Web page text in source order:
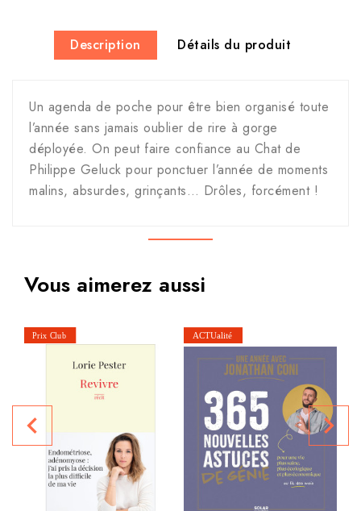
Description Détails du produit
Un agenda de poche pour être bien organisé toute
l’année sans jamais oublier de rire à gorge
déployée. On peut faire confiance au Chat de
Philippe Geluck pour ponctuer l’année de moments
malins, absurdes, grinçants… Drôles, forcément !
Vous aimerez aussi
navigate_before navigate_next